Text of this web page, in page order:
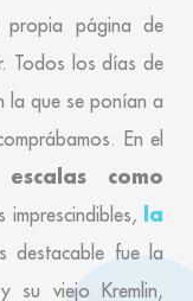
propia página de
Todos los días de
la que se ponían a
En el
como
la
destacable fue la
su viejo Kremlin,